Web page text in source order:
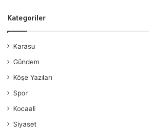
Kategoriler
Karasu
Gündem
Köşe Yazıları
Spor
Kocaali
Siyaset